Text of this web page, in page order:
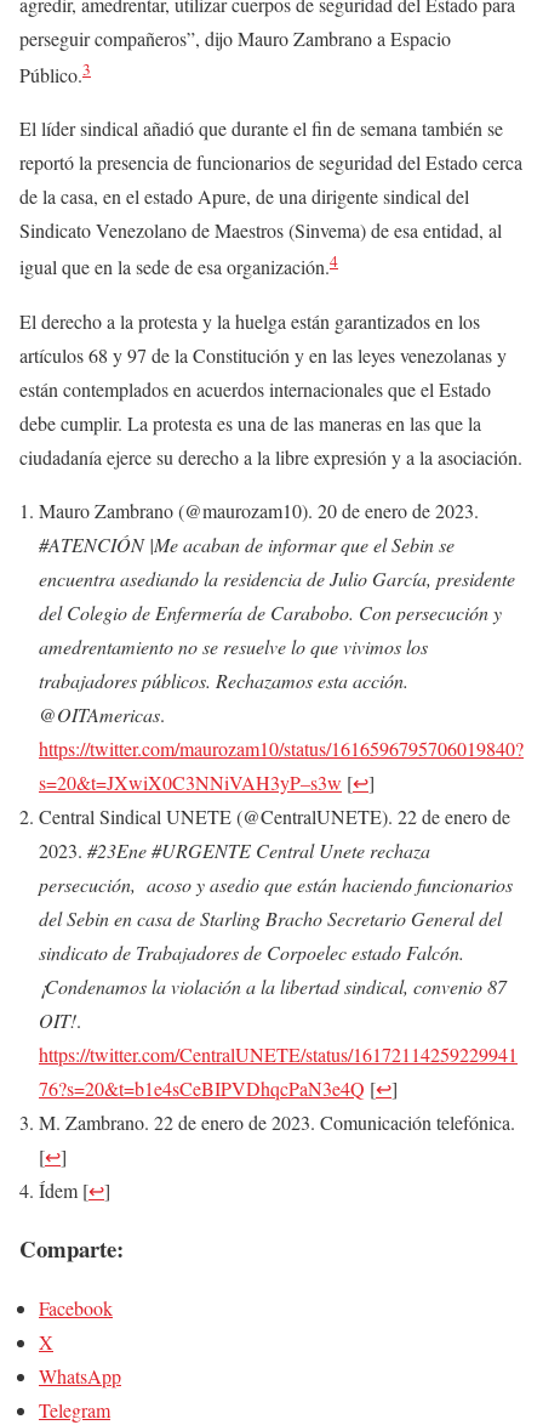
perseguir compañeros”, dijo Mauro Zambrano a Espacio
Público.3
El líder sindical añadió que durante el fin de semana también se
reportó la presencia de funcionarios de seguridad del Estado cerca
de la casa, en el estado Apure, de una dirigente sindical del
Sindicato Venezolano de Maestros (Sinvema) de esa entidad, al
igual que en la sede de esa organización.4
El derecho a la protesta y la huelga están garantizados en los
artículos 68 y 97 de la Constitución y en las leyes venezolanas y
están contemplados en acuerdos internacionales que el Estado
debe cumplir. La protesta es una de las maneras en las que la
ciudadanía ejerce su derecho a la libre expresión y a la asociación.
Mauro Zambrano (@maurozam10). 20 de enero de 2023.
#ATENCIÓN |Me acaban de informar que el Sebin se
encuentra asediando la residencia de Julio García, presidente
del Colegio de Enfermería de Carabobo. Con persecución y
amedrentamiento no se resuelve lo que vivimos los
trabajadores públicos. Rechazamos esta acción.
@OITAmericas.
https://twitter.com/maurozam10/status/1616596795706019840?
s=20&t=JXwiX0C3NNiVAH3yP–s3w [↩]
Central Sindical UNETE (@CentralUNETE). 22 de enero de
2023. #23Ene #URGENTE Central Unete rechaza
persecución, acoso y asedio que están haciendo funcionarios
del Sebin en casa de Starling Bracho Secretario General del
sindicato de Trabajadores de Corpoelec estado Falcón.
¡Condenamos la violación a la libertad sindical, convenio 87
OIT!.
https://twitter.com/CentralUNETE/status/16172114259229941
76?s=20&t=b1e4sCeBIPVDhqcPaN3e4Q [↩]
M. Zambrano. 22 de enero de 2023. Comunicación telefónica.
[↩]
Ídem [↩]
Comparte:
Facebook
X
WhatsApp
Telegram